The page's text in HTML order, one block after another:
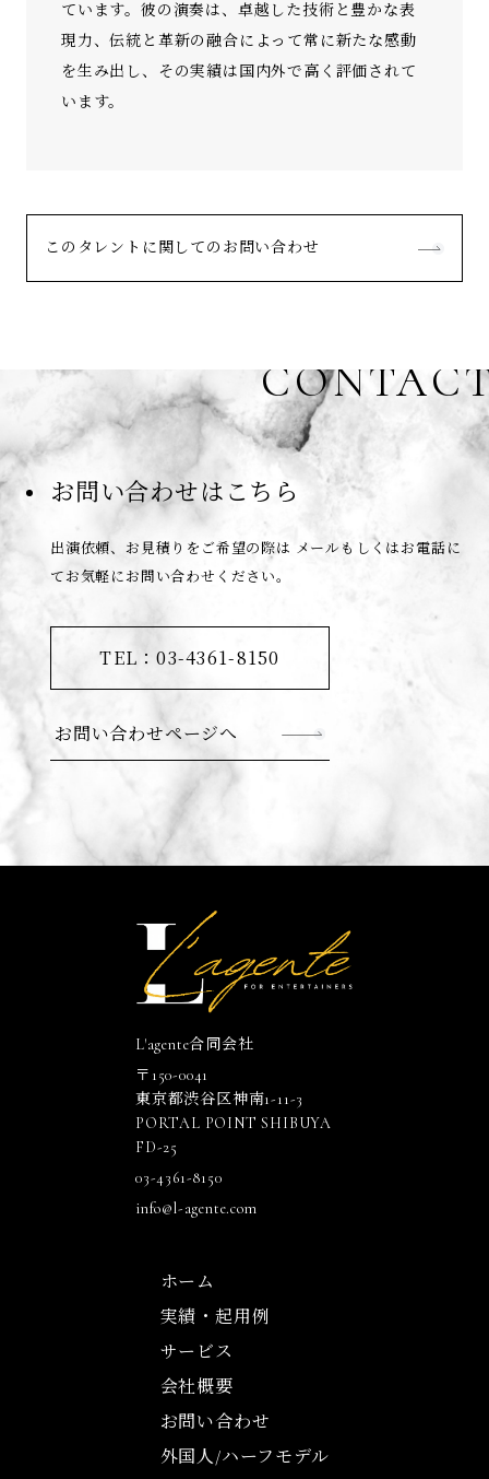
ています。彼の演奏は、卓越した技術と豊かな表
現力、伝統と革新の融合によって常に新たな感動
を生み出し、その実績は国内外で高く評価されて
います。
このタレントに関してのお問い合わせ
お問い合わせはこちら
出演依頼、お見積りをご希望の際は メールもしくはお電話に
てお気軽にお問い合わせください。
TEL：03-4361-8150
お問い合わせページへ
L'agente合同会社
〒150-0041
東京都渋谷区神南1-11-3
PORTAL POINT SHIBUYA
FD-25
03-4361-8150
info@l-agente.com
ホーム
実績・起用例
サービス
会社概要
お問い合わせ
外国人/ハーフモデル